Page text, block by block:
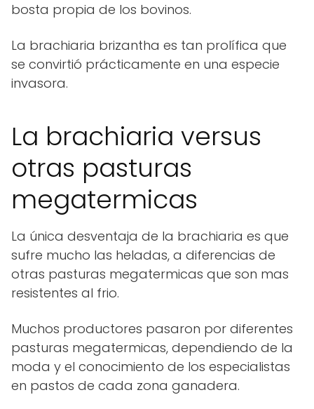
bosta propia de los bovinos.
La brachiaria brizantha es tan prolífica que
se convirtió prácticamente en una especie
invasora.
La brachiaria versus
otras pasturas
megatermicas
La única desventaja de la brachiaria es que
sufre mucho las heladas, a diferencias de
otras pasturas megatermicas que son mas
resistentes al frio.
Muchos productores pasaron por diferentes
pasturas megatermicas, dependiendo de la
moda y el conocimiento de los especialistas
en pastos de cada zona ganadera.